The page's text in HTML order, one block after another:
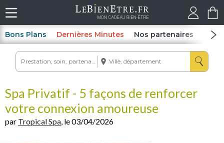
Bons Plans Dernières Minutes Nos partenaires Spas
Spa Privatif - 5 façons de renforcer
votre connexion amoureuse
par Tropical Spa, le 03/04/2026